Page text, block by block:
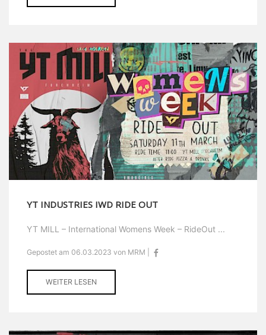
YT INDUSTRIES IWD RIDE OUT
YT MILL – International Womens Week – RideOut ...
Gepostet am 06.03.2023 von MRM |
WEITER LESEN